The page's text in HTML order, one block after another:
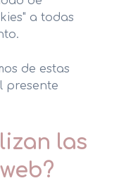
a todas
de estas
presente
las